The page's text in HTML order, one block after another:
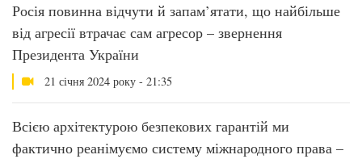
Росія повинна відчути й запам’ятати, що найбільше
від агресії втрачає сам агресор – звернення
Президента України
21 січня 2024 року - 21:35
Всією архітектурою безпекових гарантій ми
фактично реанімуємо систему міжнародного права –